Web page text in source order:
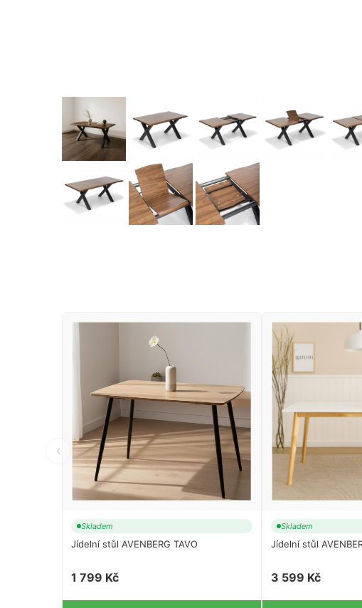
Skladem
Jídelní stůl AVENBERG TAVO
1 799 Kč
Skladem
Jídelní stůl
3 599 Kč
‹